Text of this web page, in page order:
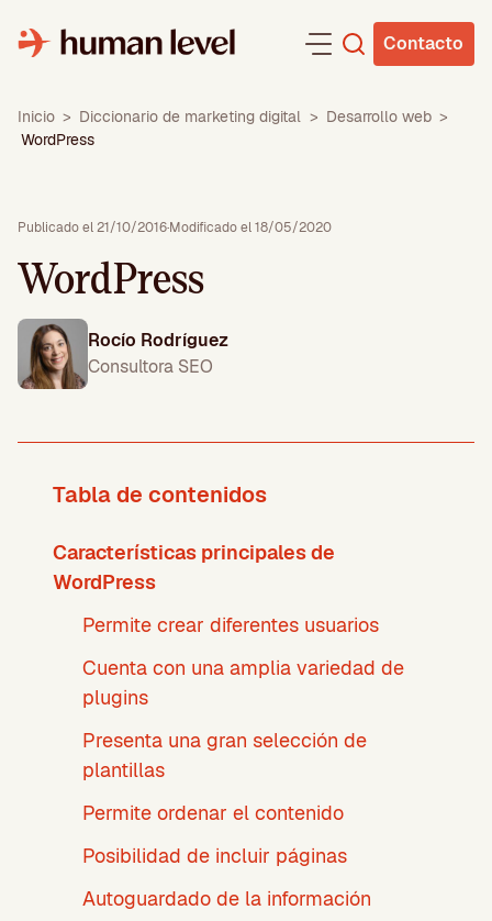
contenido
Contacto
Inicio > Diccionario de marketing digital > Desarrollo web >
WordPress
Publicado el 21/10/2016·Modificado el 18/05/2020
WordPress
Rocío Rodríguez
Consultora SEO
Tabla de contenidos
Características principales de
WordPress
Permite crear diferentes usuarios
Cuenta con una amplia variedad de
plugins
Presenta una gran selección de
plantillas
Permite ordenar el contenido
Posibilidad de incluir páginas
Autoguardado de la información